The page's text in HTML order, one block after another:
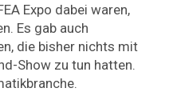
Expo dabei waren,
Es gab auch
die bisher nichts mit
Show zu tun hatten.